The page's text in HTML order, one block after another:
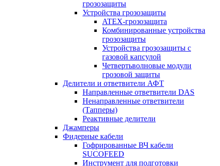
грозозащиты
Устройства грозозащиты
ATEX-грозозащита
Комбинированные устройства
грозозащиты
Устройства грозозащиты с
газовой капсулой
Четвертьволновые модули
грозовой защиты
Делители и ответвители АФТ
Направленные ответвители DAS
Ненаправленные ответвители
(Тапперы)
Реактивные делители
Джамперы
Фидерные кабели
Гофрированные ВЧ кабели
SUCOFEED
Инструмент для подготовки